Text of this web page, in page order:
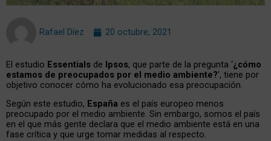
Rafael Díez 20 octubre, 2021
El estudio Essentials de Ipsos, que parte de la pregunta ‘¿cómo
estamos de preocupados por el medio ambiente?‘, tiene por
objetivo conocer cómo ha evolucionado esa preocupación.
Según este estudio, España es el país europeo menos
preocupado por el medio ambiente. Sin embargo, somos el país
en el que más gente declara que el medio ambiente está en una
fase crítica y que urge tomar medidas al respecto.